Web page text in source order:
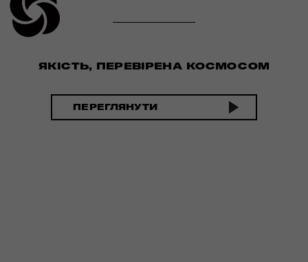
ЯКІСТЬ, ПЕРЕВІРЕНА КОСМОСОМ
ПЕРЕГЛЯНУТИ